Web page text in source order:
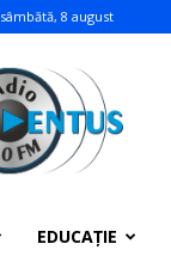
sâmbătă, 8 august
studentus.md
EDUCAȚIE